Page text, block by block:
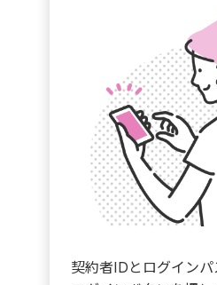
契約者IDとログインパ